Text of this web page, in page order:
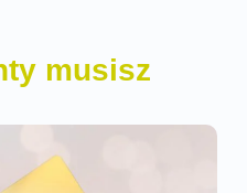
musisz